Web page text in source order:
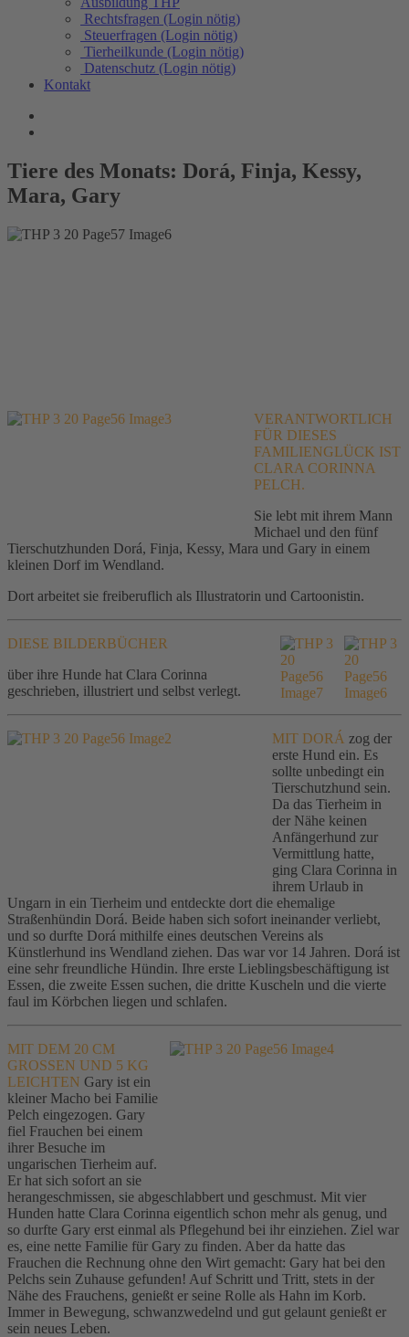
Rechtsfragen (Login nötig)
Steuerfragen (Login nötig)
Tierheilkunde (Login nötig)
Datenschutz (Login nötig)
Kontakt
Tiere des Monats: Dorá, Finja, Kessy,
Mara, Gary
VERANTWORTLICH
FÜR DIESES
FAMILIENGLÜCK IST
CLARA CORINNA
PELCH.
Sie lebt mit ihrem Mann
Michael und den fünf
Tierschutzhunden Dorá, Finja, Kessy, Mara und Gary in einem
kleinen Dorf im Wendland.
Dort arbeitet sie freiberuflich als Illustratorin und Cartoonistin.
DIESE BILDERBÜCHER
über ihre Hunde hat Clara Corinna
geschrieben, illustriert und selbst verlegt.
MIT DORÁ zog der
erste Hund ein. Es
sollte unbedingt ein
Tierschutzhund sein.
Da das Tierheim in
der Nähe keinen
Anfängerhund zur
Vermittlung hatte,
ging Clara Corinna in
ihrem Urlaub in
Ungarn in ein Tierheim und entdeckte dort die ehemalige
Straßenhündin Dorá. Beide haben sich sofort ineinander verliebt,
und so durfte Dorá mithilfe eines deutschen Vereins als
Künstlerhund ins Wendland ziehen. Das war vor 14 Jahren. Dorá ist
eine sehr freundliche Hündin. Ihre erste Lieblingsbeschäftigung ist
Essen, die zweite Essen suchen, die dritte Kuscheln und die vierte
faul im Körbchen liegen und schlafen.
MIT DEM 20 CM
GROSSEN UND 5 KG
LEICHTEN Gary ist ein
kleiner Macho bei Familie
Pelch eingezogen. Gary
fiel Frauchen bei einem
ihrer Besuche im
ungarischen Tierheim auf.
Er hat sich sofort an sie
herangeschmissen, sie abgeschlabbert und geschmust. Mit vier
Hunden hatte Clara Corinna eigentlich schon mehr als genug, und
so durfte Gary erst einmal als Pflegehund bei ihr einziehen. Ziel war
es, eine nette Familie für Gary zu finden. Aber da hatte das
Frauchen die Rechnung ohne den Wirt gemacht: Gary hat bei den
Pelchs sein Zuhause gefunden! Auf Schritt und Tritt, stets in der
Nähe des Frauchens, genießt er seine Rolle als Hahn im Korb.
Immer in Bewegung, schwanzwedelnd und gut gelaunt genießt er
sein neues Leben.